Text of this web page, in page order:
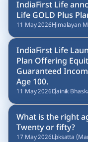
IndiaFirst Life
Life GOLD Plus
11 May 2026Himalayan
IndiaFirst Life
Plan Offering
Guaranteed
Age 100.
11 May 2026Dainik
What is the right
Twenty or fifty?
17 May 2026Loksatta